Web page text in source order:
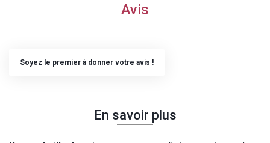
Avis
Soyez le premier à donner votre avis !
En savoir plus